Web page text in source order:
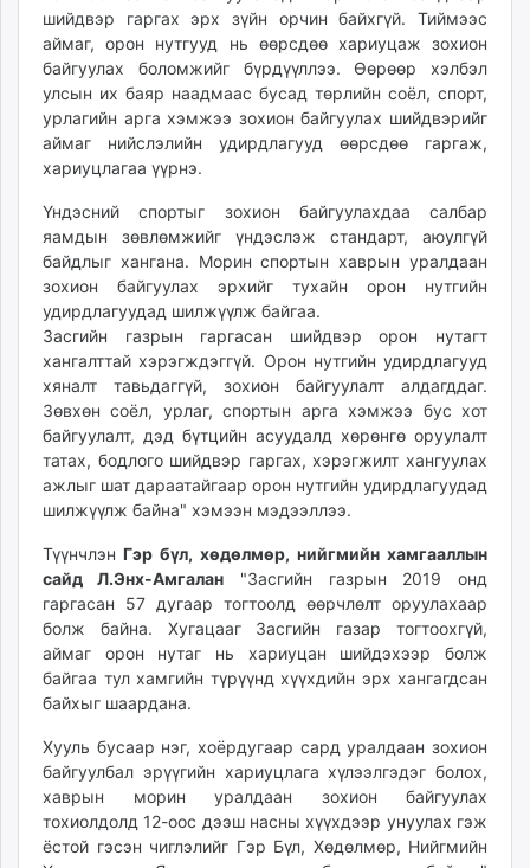
shuum.mn
times.mn
tvmongolia.mn
mass.mn
unegui.mn
assa.mn
toim.mn
tac.mn
paparazzi.mn
unread.today
шийдвэр гаргах эрх зүйн орчин байхгүй. Тиймээс
аймаг, орон нутгууд нь өөрсдөө хариуцаж зохион
байгуулах боломжийг бүрдүүллээ. Өөрөөр хэлбэл
улсын их баяр наадмаас бусад төрлийн соёл, спорт,
урлагийн арга хэмжээ зохион байгуулах шийдвэрийг
аймаг нийслэлийн удирдлагууд өөрсдөө гаргаж,
хариуцлагаа үүрнэ.
Үндэсний спортыг зохион байгуулахдаа салбар
яамдын зөвлөмжийг үндэслэж стандарт, аюулгүй
байдлыг хангана. Морин спортын хаврын уралдаан
зохион байгуулах эрхийг тухайн орон нутгийн
удирдлагуудад шилжүүлж байгаа.
Засгийн газрын гаргасан шийдвэр орон нутагт
хангалттай хэрэгждэггүй. Орон нутгийн удирдлагууд
хяналт тавьдаггүй, зохион байгуулалт алдагддаг.
Зөвхөн соёл, урлаг, спортын арга хэмжээ бус хот
байгуулалт, дэд бүтцийн асуудалд хөрөнгө оруулалт
татах, бодлого шийдвэр гаргах, хэрэгжилт хангуулах
ажлыг шат дараатайгаар орон нутгийн удирдлагуудад
шилжүүлж байна" хэмээн мэдээллээ.
Түүнчлэн Гэр бүл, хөдөлмөр, нийгмийн хамгааллын
сайд Л.Энх-Амгалан "Засгийн газрын 2019 онд
гаргасан 57 дугаар тогтоолд өөрчлөлт оруулахаар
болж байна. Хугацааг Засгийн газар тогтоохгүй,
аймаг орон нутаг нь хариуцан шийдэхээр болж
байгаа тул хамгийн түрүүнд хүүхдийн эрх хангагдсан
байхыг шаардана.
Хууль бусаар нэг, хоёрдугаар сард уралдаан зохион
байгуулбал эрүүгийн хариуцлага хүлээлгэдэг болох,
хаврын морин уралдаан зохион байгуулах
тохиолдолд 12-оос дээш насны хүүхдээр унуулах гэж
ёстой гэсэн чиглэлийг Гэр Бүл, Хөдөлмөр, Нийгмийн